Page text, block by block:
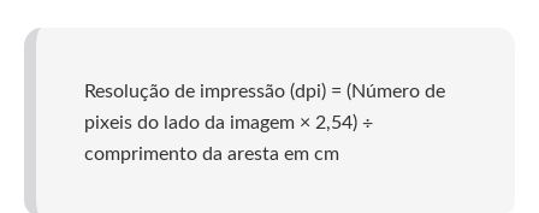
Resolução de impressão (dpi) = (Número de
pixeis do lado da imagem × 2,54) ÷
comprimento da aresta em cm